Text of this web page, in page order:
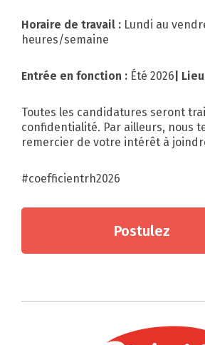
Horaire de travail : Lundi au
heures/semaine
Entrée en fonction : Été 2026 |
Toutes les candidatures seront
confidentialité. Par ailleurs, nous
remercier de votre intérêt à
#coefficientrh2026
Postulez